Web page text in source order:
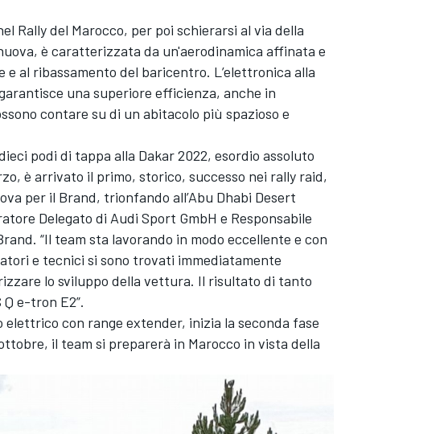
Rally del Marocco, per poi schierarsi al via della
è caratterizzata da un'aerodinamica affinata e
al ribassamento del baricentro. L’elettronica alla
una superiore efficienza, anche in
contare su di un abitacolo più spazioso e
podi di tappa alla Dakar 2022, esordio assoluto
è arrivato il primo, storico, successo nei rally raid,
per il Brand, trionfando all’Abu Dhabi Desert
Delegato di Audi Sport GmbH e Responsabile
“Il team sta lavorando in modo eccellente e con
e tecnici si sono trovati immediatamente
lo sviluppo della vettura. Il risultato di tanto
e-tron E2”.
con range extender, inizia la seconda fase
il team si preparerà in Marocco in vista della